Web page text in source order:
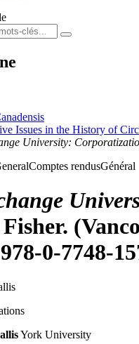
Issues in the History of
University:
Comptes rendusGénéral
0-7748-
York University